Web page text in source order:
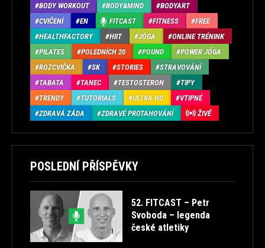
BODY WORKOUT
BODY&MIND
BODYART
CVIČENÍ
EN FITCAST FITNESS
FREE
HEALTHFACTORY
HIIT JÓGA
ONLINE TRÉNINK
PILATES
POLEDNÍCH 20 POUND
POWER JÓGA
ROZCVIČKA
SK STORIES
STRAVOVÁNÍ
TABATA
TANEC TESTOSTERON
TIPY
TRENDY
TUTORIALS ULTRA HD
VTIPNÉ
ZDRAVÁ ZÁDA
ZDRAVÉ PROTAHOVÁNÍ ŽIVĚ
POSLEDNÍ PŘÍSPĚVKY
52. FITCAST – Petr
Svoboda – legenda
české atletiky